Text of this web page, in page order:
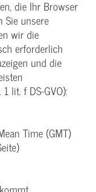
die Ihr Browser
Sie unsere
wir die
erforderlich
und die
lit. f DS-GVO):
Time (GMT)